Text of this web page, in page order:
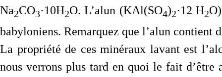
Na2CO3·10H2O. L’alun (KAl(SO4)2·12 H2
babyloniens. Remarquez que l’alun
La propriété de ces minéraux lavant est
nous verrons plus tard en quoi le fait